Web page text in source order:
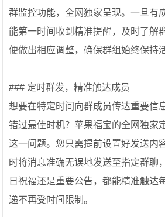
群监控功能，全网独家呈现。一旦有
能第一时间收到精准提醒，及时了解
便做出相应调整，确保群组始终保持
### 定时群发，精准触达成员
想要在特定时间向群成员传达重要信
错过最佳时机？苹果福宝的全网独家
这一问题。您只需提前设置好发送内
时将消息准确无误地发送至指定群聊
日祝福还是重要公告，都能精准触达
递不再受时间限制。